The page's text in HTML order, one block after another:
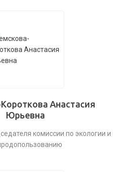
Анастасия
Юрьевна
комиссии по экологии и